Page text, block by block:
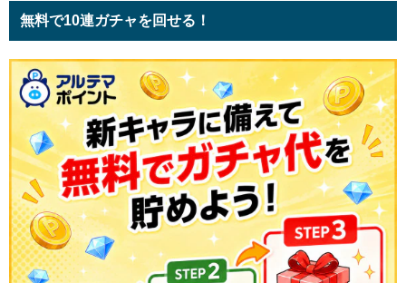
無料で10連ガチャを回せる！